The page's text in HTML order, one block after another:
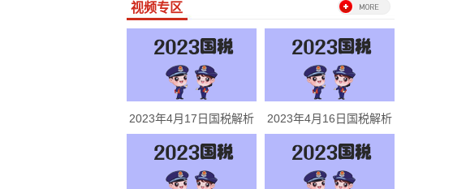
视频专区
2023年4月17日国税解析 2023年4月16日国税解析